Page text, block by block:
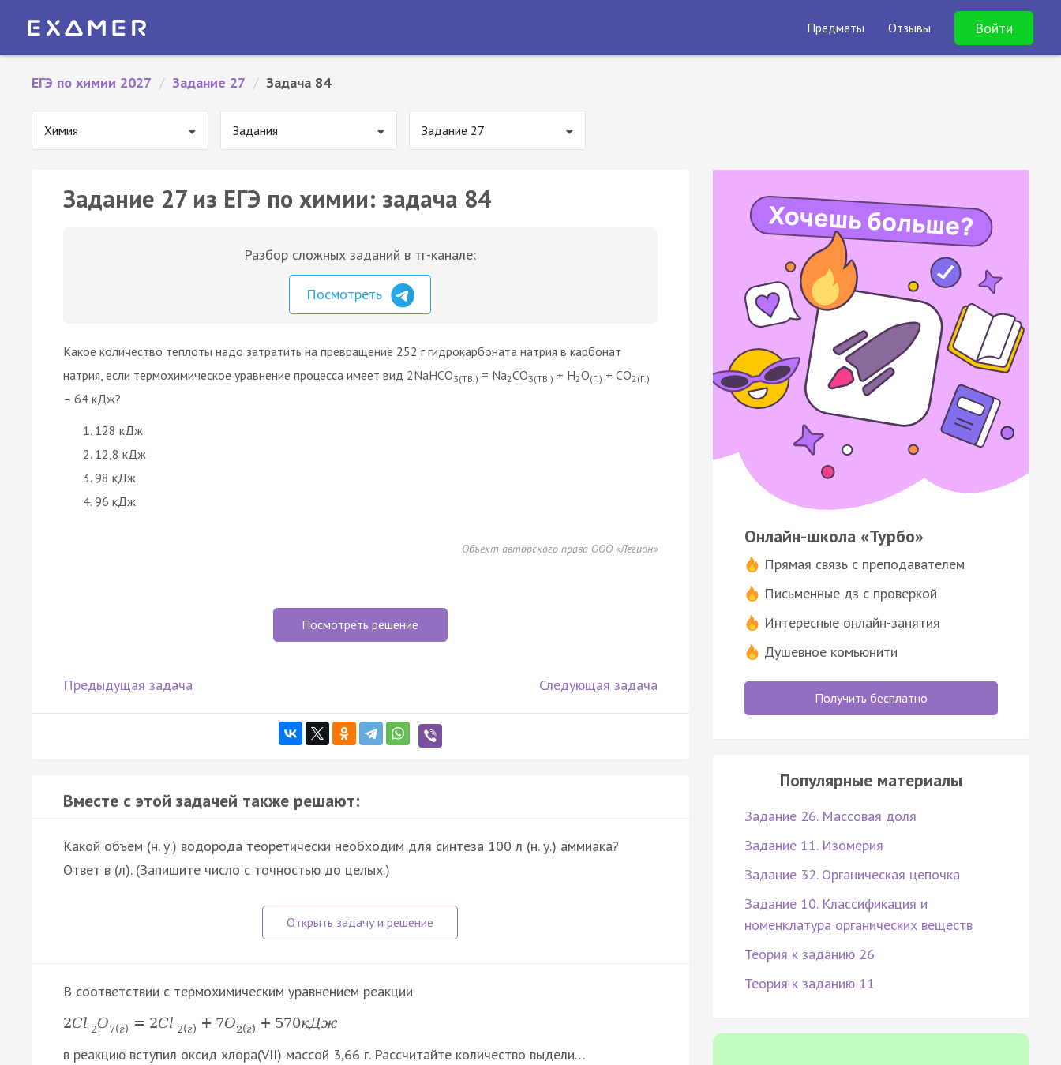
Предметы Отзывы Войти
ЕГЭ по химии 2027 / Задание 27 / Задача 84
Химия Задания Задание 27
Задание 27 из ЕГЭ по химии: задача 84
Разбор сложных заданий в тг-канале:
Посмотреть
Какое количество теплоты надо затратить на превращение 252 г гидрокарбоната натрия в карбонат
натрия, если термохимическое уравнение процесса имеет вид 2NaHCO3(ТВ.) = Na2CO3(ТВ.) + H2O(Г.) + CO2(Г.)
– 64 кДж?
128 кДж
12,8 кДж
98 кДж
96 кДж
Объект авторского права ООО «Легион»
Посмотреть решение
Предыдущая задача Следующая задача
Вместе с этой задачей также решают:
Какой объём (н. у.) водорода теоретически необходим для синтеза 100 л (н. у.) аммиака?
Ответ в (л). (Запишите число с точностью до целых.)
В соответствии с термохимическим уравнением реакции
2Cl 2O7(г) = 2Cl 2(г) + 7O2(г) + 570кДж
в реакцию вступил оксид хлора(VII) массой 3,66 г. Рассчитайте количество выдели…
Онлайн-школа «Турбо»
Прямая связь с преподавателем
Письменные дз с проверкой
Интересные онлайн-занятия
Душевное комьюнити
Получить бесплатно
Популярные материалы
Задание 26. Массовая доля
Задание 11. Изомерия
Задание 32. Органическая цепочка
Задание 10. Классификация и
номенклатура органических веществ
Теория к заданию 26
Теория к заданию 11